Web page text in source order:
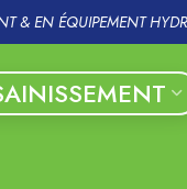
& EN ÉQUIPEMENT